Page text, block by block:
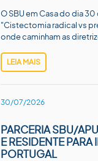
O SBU em Casa do dia
"Cistectomia radical vs
onde caminham as
LEIA MAIS
30/07/2026
PARCERIA SBU/
E RESIDENTE
PORTUGAL